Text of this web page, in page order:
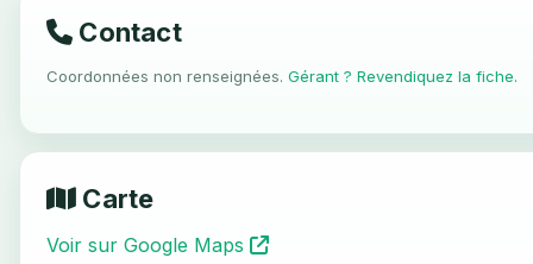
Contact
Coordonnées non renseignées. Gérant ? Revendiquez la fiche.
Carte
Voir sur Google Maps